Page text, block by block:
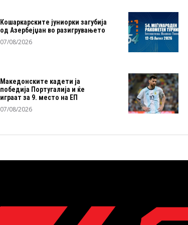
Кошаркарските јуниорки загубија
од Азербејџан во разигрувањето
07/08/2026
Македонските кадети ја
победија Португалија и ќе
играат за 9. место на ЕП
07/08/2026